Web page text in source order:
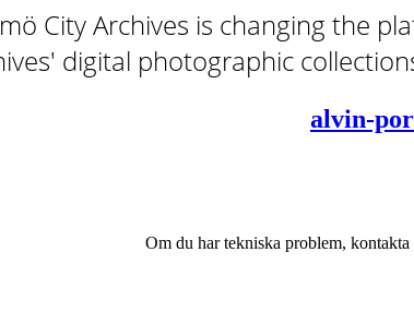
City Archives is changing the
digital photographic
alvin-
Om du har tekniska problem,